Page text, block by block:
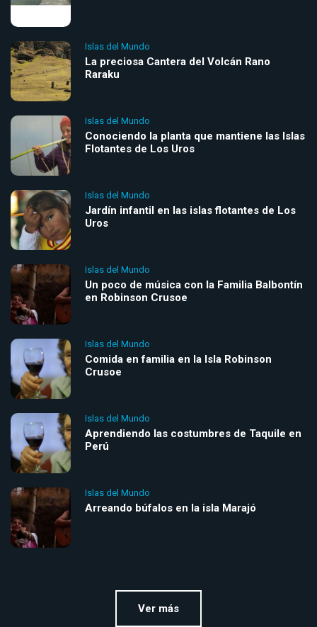
Islas del Mundo
La preciosa Cantera del Volcán Rano
Raraku
Islas del Mundo
Conociendo la planta que mantiene las Islas
Flotantes de Los Uros
Islas del Mundo
Jardín infantil en las islas flotantes de Los
Uros
Islas del Mundo
Un poco de música con la Familia Balbontín
en Robinson Crusoe
Islas del Mundo
Comida en familia en la Isla Robinson
Crusoe
Islas del Mundo
Aprendiendo las costumbres de Taquile en
Perú
Islas del Mundo
Arreando búfalos en la isla Marajó
Ver más